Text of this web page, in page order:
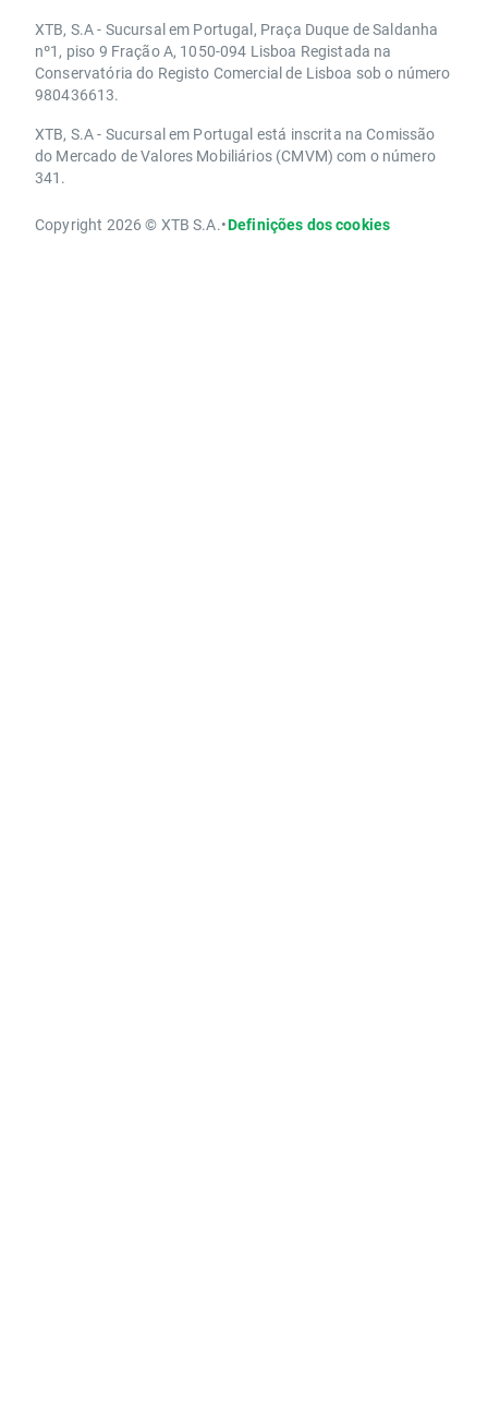
XTB, S.A - Sucursal em Portugal, Praça Duque de Saldanha
nº1, piso 9 Fração A, 1050-094 Lisboa Registada na
Conservatória do Registo Comercial de Lisboa sob o número
980436613.
XTB, S.A - Sucursal em Portugal está inscrita na Comissão
do Mercado de Valores Mobiliários (CMVM) com o número
341.
Copyright 2026 © XTB S.A.•Definições dos cookies